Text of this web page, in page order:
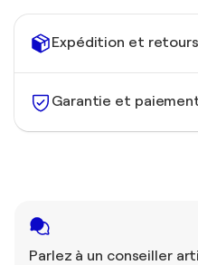
Expédition et retours
Garantie et
Parlez à un conseiller